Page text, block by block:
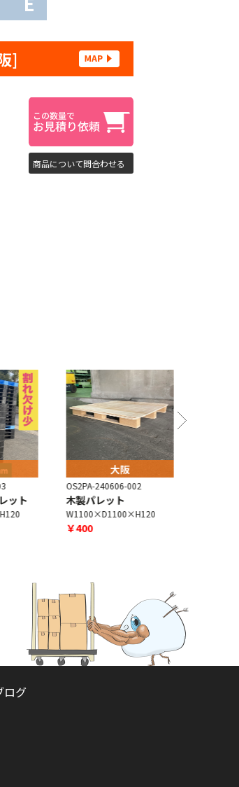
]
商品について問合わせる
ト
大阪
OS2PA-240606-002
木製パレット
W1100×D1100×H120
￥400
ログ